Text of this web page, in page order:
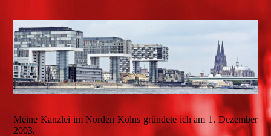
Meine Kanzlei im Norden Kölns gründete ich am 1. Dezember
2003.